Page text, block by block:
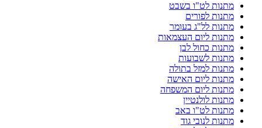
מתנות לט"ו בשבט
מתנות לפורים
מתנות לל"ג בעומר
מתנות ליום העצמאות
מתנות כחול לבן
מתנות לשבועות
מתנות למזל בתולה
מתנות ליום האישה
מתנות ליום המשפחה
מתנות לולנטיין
מתנות לט"ו באב
מתנות לנובי גוד